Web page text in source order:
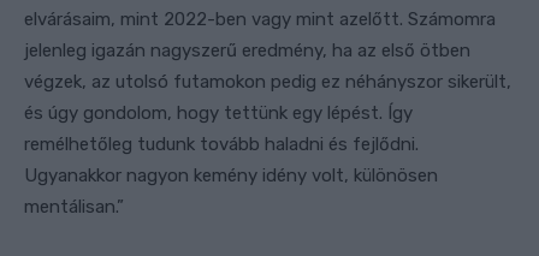
elvárásaim, mint 2022-ben vagy mint azelőtt. Számomra
jelenleg igazán nagyszerű eredmény, ha az első ötben
végzek, az utolsó futamokon pedig ez néhányszor sikerült,
és úgy gondolom, hogy tettünk egy lépést. Így
remélhetőleg tudunk tovább haladni és fejlődni.
Ugyanakkor nagyon kemény idény volt, különösen
mentálisan.”